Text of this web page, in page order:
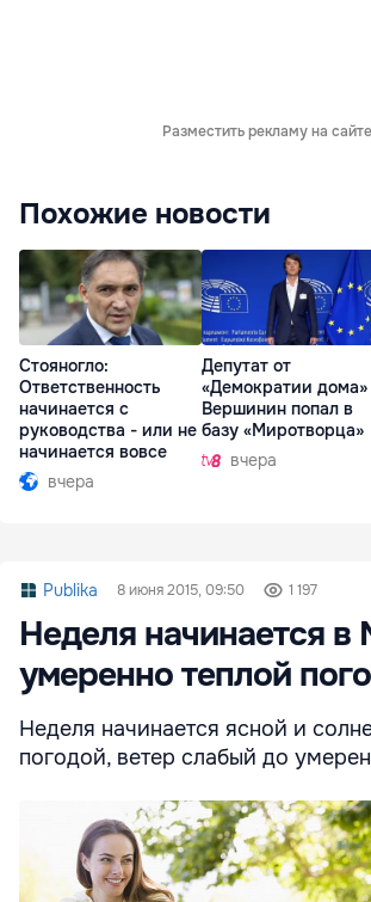
Разместить рекламу на сайте
Похожие новости
Стояногло:
Ответственность
начинается с
руководства - или не
начинается вовсе
вчера
Депутат от
«Демократии дома»
Вершинин попал в
базу «Миротворца»
вчера
Publika 8 июня 2015, 09:50 1 197
Неделя начинается в
умеренно теплой
Неделя начинается ясной и
погодой, ветер слабый до